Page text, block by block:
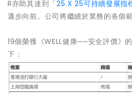
R亦助其達到「25 X 25可持續發展指
邁步向前。公司將繼續於業務的各個
19個榮獲《WELL健康──安全評價》
下：